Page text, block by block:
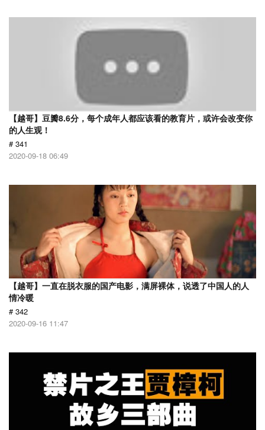
【越哥】豆瓣8.6分，每个成年人都应该看的教育片，或许会改变你
的人生观！
# 341
2020-09-18 06:49
【越哥】一直在脱衣服的国产电影，满屏裸体，说透了中国人的人
情冷暖
# 342
2020-09-16 11:47